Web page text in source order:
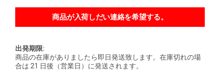
出発期限:
商品の在庫がありましたら即日発送致します。在庫切れの場
合は 21 日後（営業日）に発送されます。